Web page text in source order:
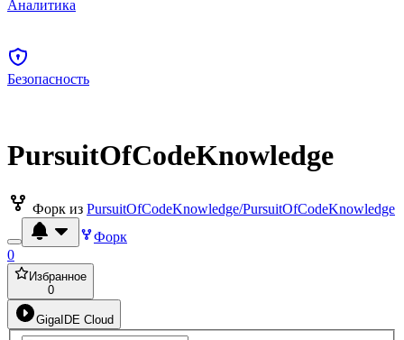
Аналитика
Безопасность
PursuitOfCodeKnowledge
Форк из PursuitOfCodeKnowledge/PursuitOfCodeKnowledge
Форк
0
Избранное
0
GigaIDE Cloud